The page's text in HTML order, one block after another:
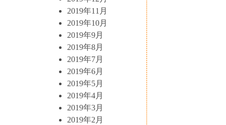
2019年11月
2019年10月
2019年9月
2019年8月
2019年7月
2019年6月
2019年5月
2019年4月
2019年3月
2019年2月